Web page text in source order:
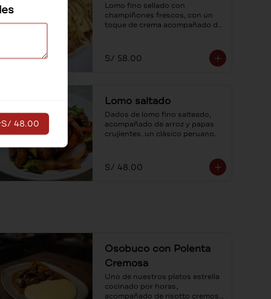
Lomo fino sellado con
champiñones frescos, con un
toque de crema acompañado de
S/ 58.00
Lomo saltado
Dados de lomo fino salteado,
acompañado de arroz y papas
crujientes. un clásico peruano.
S/ 48.00
Osobuco con Polenta
Cremosa
Uno de nuestros platos estrella
cocinado por horas,
acompañado de risotto cremoso
S/ 48.00